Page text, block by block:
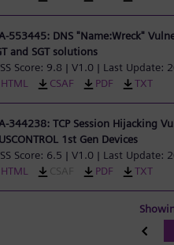
553445: DNS "Name:Wreck"
and SGT solutions
Score: 9.8 | V1.0 | Last Update:
HTML
CSAF PDF TXT
344238: TCP Session Hijacking
1st Gen Devices
Score: 6.5 | V1.0 | Last Update:
HTML
CSAF PDF TXT